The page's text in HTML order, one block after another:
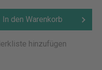
In den Warenkorb
hinzufügen